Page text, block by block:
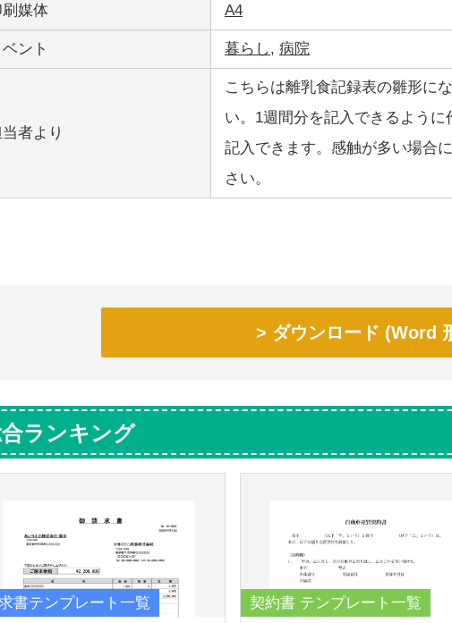
媒体 A4
ント 暮らし, 病院
者より
こちらは離乳食記録表の雛形に
い。1週間分を記入できるよう
記入できます。感触が多い場合
さい。
ダウンロード (Word
ランキング
書テンプレート一覧
契約書 テンプレート一覧